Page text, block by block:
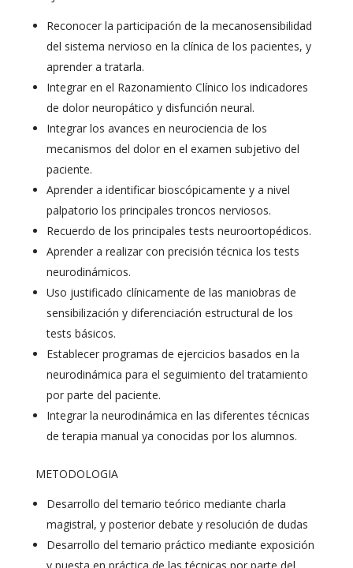
Reconocer la participación de la mecanosensibilidad
del sistema nervioso en la clínica de los pacientes, y
aprender a tratarla.
Integrar en el Razonamiento Clínico los indicadores
de dolor neuropático y disfunción neural.
Integrar los avances en neurociencia de los
mecanismos del dolor en el examen subjetivo del
paciente.
Aprender a identificar bioscópicamente y a nivel
palpatorio los principales troncos nerviosos.
Recuerdo de los principales tests neuroortopédicos.
Aprender a realizar con precisión técnica los tests
neurodinámicos.
Uso justificado clínicamente de las maniobras de
sensibilización y diferenciación estructural de los
tests básicos.
Establecer programas de ejercicios basados en la
neurodinámica para el seguimiento del tratamiento
por parte del paciente.
Integrar la neurodinámica en las diferentes técnicas
de terapia manual ya conocidas por los alumnos.
METODOLOGIA
Desarrollo del temario teórico mediante charla
magistral, y posterior debate y resolución de dudas
Desarrollo del temario práctico mediante exposición